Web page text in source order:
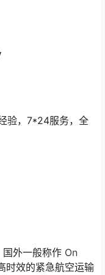
验，7*24服务，全
国外一般称作 On
时效的紧急航空运输